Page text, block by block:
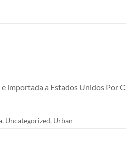
importada a Estados Unidos Por
, Uncategorized, Urban